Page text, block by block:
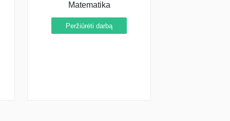
Matematika
Peržiūrėti darbą